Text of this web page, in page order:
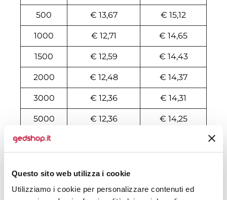
Questo sito web utilizza i cookie
Utilizziamo i cookie per personalizzare contenuti ed
500 € 13,67 € 15,12
1000 € 12,71 € 14,65
1500 € 12,59 € 14,43
2000 € 12,48 € 14,37
3000 € 12,36 € 14,31
5000 € 12,36 € 14,25
10000
Tecniche di stampa